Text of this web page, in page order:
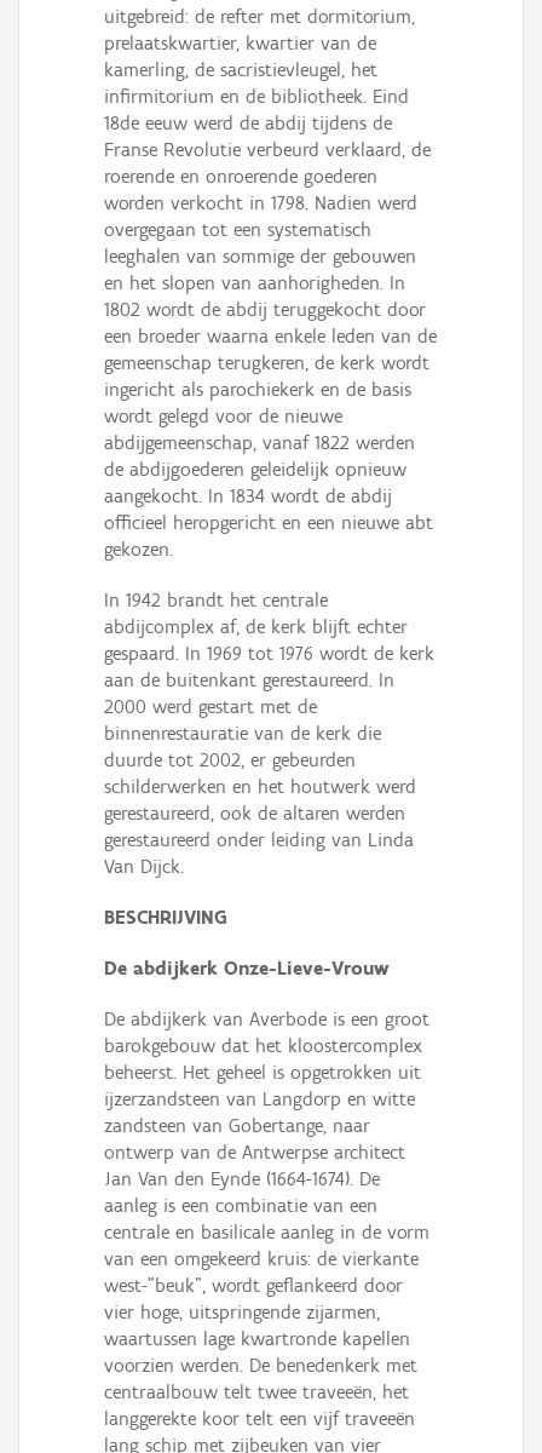
uitgebreid: de refter met dormitorium,
prelaatskwartier, kwartier van de
kamerling, de sacristievleugel, het
infirmitorium en de bibliotheek. Eind
18de eeuw werd de abdij tijdens de
Franse Revolutie verbeurd verklaard, de
roerende en onroerende goederen
worden verkocht in 1798. Nadien werd
overgegaan tot een systematisch
leeghalen van sommige der gebouwen
en het slopen van aanhorigheden. In
1802 wordt de abdij teruggekocht door
een broeder waarna enkele leden van de
gemeenschap terugkeren, de kerk wordt
ingericht als parochiekerk en de basis
wordt gelegd voor de nieuwe
abdijgemeenschap, vanaf 1822 werden
de abdijgoederen geleidelijk opnieuw
aangekocht. In 1834 wordt de abdij
officieel heropgericht en een nieuwe abt
gekozen.
In 1942 brandt het centrale
abdijcomplex af, de kerk blijft echter
gespaard. In 1969 tot 1976 wordt de kerk
aan de buitenkant gerestaureerd. In
2000 werd gestart met de
binnenrestauratie van de kerk die
duurde tot 2002, er gebeurden
schilderwerken en het houtwerk werd
gerestaureerd, ook de altaren werden
gerestaureerd onder leiding van Linda
Van Dijck.
BESCHRIJVING
De abdijkerk Onze-Lieve-Vrouw
De abdijkerk van Averbode is een groot
barokgebouw dat het kloostercomplex
beheerst. Het geheel is opgetrokken uit
ijzerzandsteen van Langdorp en witte
zandsteen van Gobertange, naar
ontwerp van de Antwerpse architect
Jan Van den Eynde (1664-1674). De
aanleg is een combinatie van een
centrale en basilicale aanleg in de vorm
van een omgekeerd kruis: de vierkante
west-"beuk", wordt geflankeerd door
vier hoge, uitspringende zijarmen,
waartussen lage kwartronde kapellen
voorzien werden. De benedenkerk met
centraalbouw telt twee traveeën, het
langgerekte koor telt een vijf traveeën
lang schip met zijbeuken van vier